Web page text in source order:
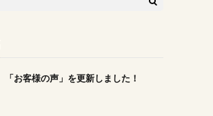
「お客様の声」を更新しました！